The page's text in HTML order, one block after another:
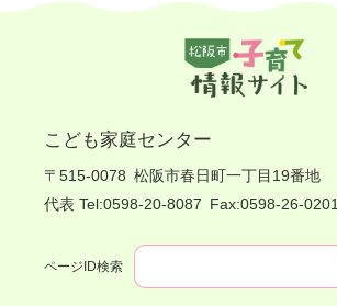
こども家庭センター
〒515-0078 松阪市春日町一丁目19番地
代表 Tel:0598-20-8087 Fax:0598-26-0201
ページID検索